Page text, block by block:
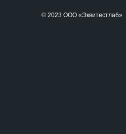
© 2023 ООО «Эквитестлаб»